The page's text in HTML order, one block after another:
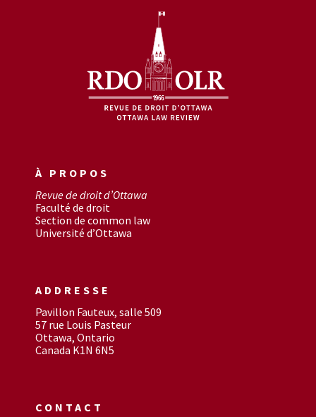
À PROPOS
Revue de droit d’Ottawa
Faculté de droit
Section de common law
Université d’Ottawa
ADDRESSE
Pavillon Fauteux, salle 509
57 rue Louis Pasteur
Ottawa, Ontario
Canada K1N 6N5
CONTACT